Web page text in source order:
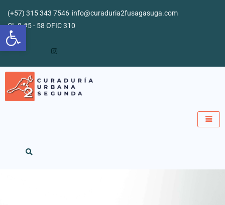
Abrir barra de herramientas
contenido
(+57) 315 343 7546 info@curaduria2fusagasuga.com
CL 8 #5 - 58 OFIC 310